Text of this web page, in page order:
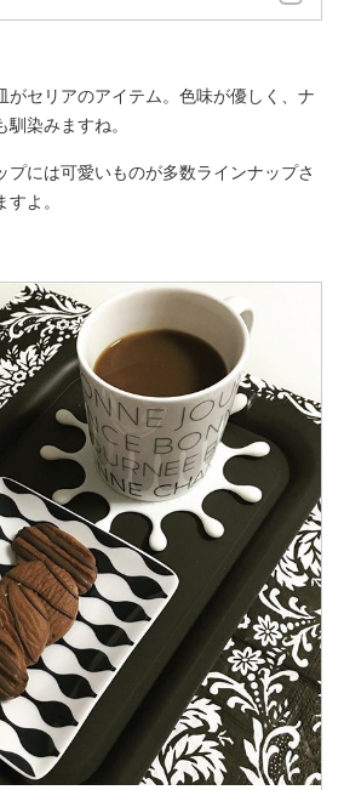
がセリアのアイテム。色味が優しく、ナ
染みますね。
プには可愛いものが多数ラインナップさ
よ。